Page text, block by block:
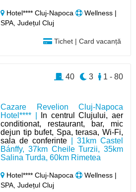
Hotel**** Cluj-Napoca
Wellness |
SPA, Județul Cluj
Tichet | Card vacanță
Cazare Revelion Cluj-Napoca
Hotel**** |
In centrul Clujului, aer
conditionat, restaurant, bar, mic
dejun tip bufet, Spa, terasa, Wi-Fi,
sala de conferinte | 31km Castel
Bánffy, 37km Cheile Turzii, 35km
Salina Turda, 60km Rimetea
Hotel**** Cluj-Napoca
Wellness |
SPA, Județul Cluj
1 - 80
3
40